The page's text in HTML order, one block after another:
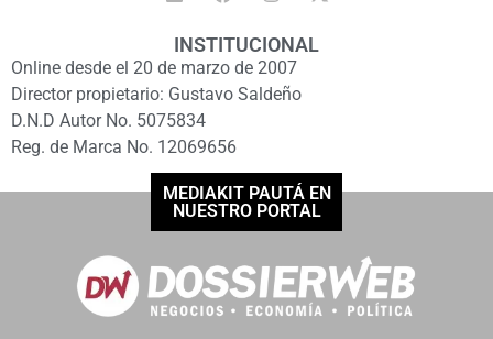
INSTITUCIONAL
Online desde el 20 de marzo de 2007
Director propietario: Gustavo Saldeño
D.N.D Autor No. 5075834
Reg. de Marca No. 12069656
MEDIAKIT PAUTÁ EN
NUESTRO PORTAL